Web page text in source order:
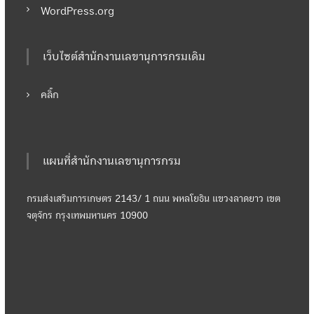
WordPress.org
เว็บไซต์สำนักงานเลขานุการกรมเดิม
คลิ๊ก
แผนที่สำนักงานเลขานุการกรม
กรมส่งเสริมการเกษตร 2143/ 1 ถนน พหลโยธิน แขวงลาดยาว เขต
จตุจักร กรุงเทพมหานคร 10900